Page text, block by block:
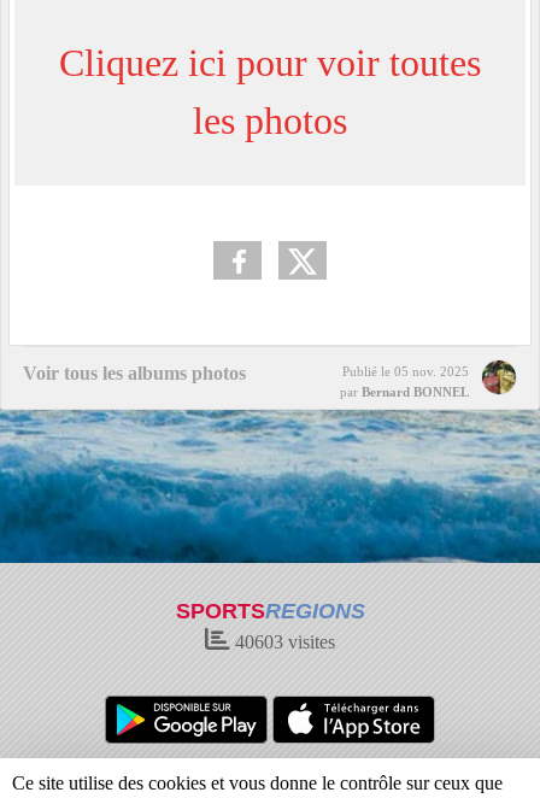
Cliquez ici pour voir toutes
les photos
Voir tous les albums photos Publié le 05 nov. 2025
par Bernard BONNEL
SPORTSREGIONS
40603 visites
Charte cookies
Gestion des cookies
Ce site utilise des cookies et vous donne le contrôle sur ceux que